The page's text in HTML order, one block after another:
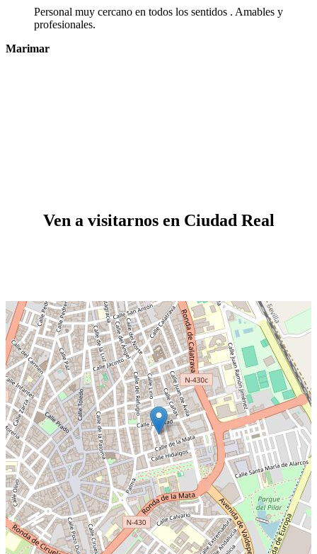
Personal muy cercano en todos los sentidos . Amables y
profesionales.
Marimar
Ven a visitarnos en Ciudad Real